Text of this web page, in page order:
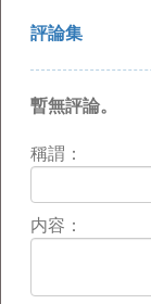
評論集
暫無評論。
稱謂：
内容：